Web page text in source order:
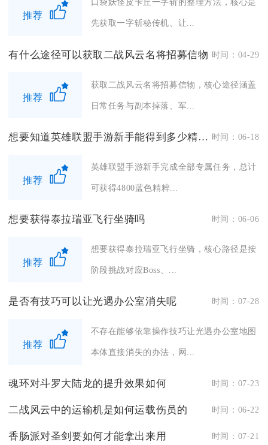
推荐
口袋妖怪皮卡丘一字斩的整理方法，核心是
先获取一字斩秘传机、让...
有什么途径可以获取二战风云名将招募信物 时间：04-29
推荐
获取二战风云名将招募信物，核心途径涵盖
日常任务与副本掉落、军...
想要知道英雄联盟手游新手能得到多少精粹吗 时间：06-18
推荐
英雄联盟手游新手完成全部专属任务，总计
可获得4800蓝色精粹...
想要获得泰拉瑞亚飞行坐骑吗 时间：06-06
推荐
想要获得泰拉瑞亚飞行坐骑，核心路径是按
阶段挑战对应Boss、...
是否有技巧可以让光遇办公室消失呢 时间：07-28
推荐
不存在能够依靠操作技巧让光遇办公室地图
本体直接消失的办法，网...
魂环对斗罗大陆龙的提升效果如何 时间：07-23
二战风云中的运输机是如何运载伤员的 时间：06-22
香肠派对圣剑要如何才能拿出来用 时间：07-21